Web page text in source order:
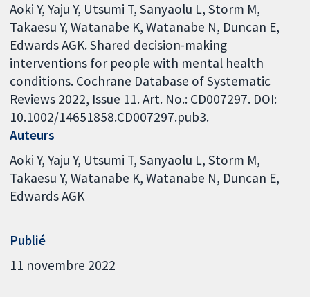
Aoki Y, Yaju Y, Utsumi T, Sanyaolu L, Storm M,
Takaesu Y, Watanabe K, Watanabe N, Duncan E,
Edwards AGK. Shared decision-making
interventions for people with mental health
conditions. Cochrane Database of Systematic
Reviews 2022, Issue 11. Art. No.: CD007297. DOI:
10.1002/14651858.CD007297.pub3.
Auteurs
Aoki Y Yaju Y Utsumi T Sanyaolu L Storm M
Takaesu Y Watanabe K Watanabe N Duncan E
Edwards AGK
Publié
11 novembre 2022